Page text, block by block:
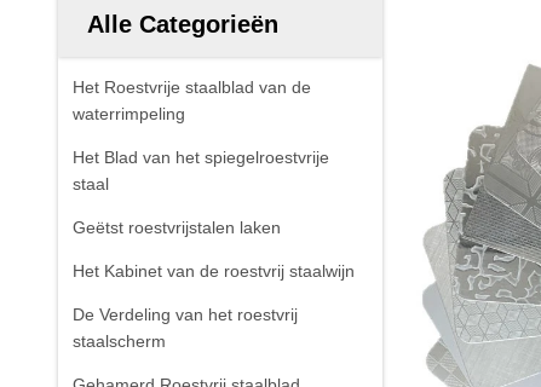
Alle Categorieën
Het Roestvrije staalblad van de
waterrimpeling
Het Blad van het spiegelroestvrije
staal
Geëtst roestvrijstalen laken
Het Kabinet van de roestvrij staalwijn
De Verdeling van het roestvrij
staalscherm